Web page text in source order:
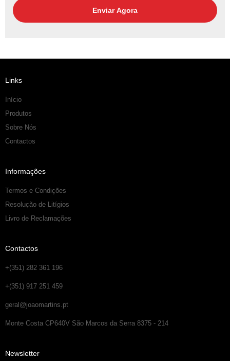
Enviar Agora
Links
Início
Produtos
Sobre Nós
Contactos
Informações
Termos e Condições
Resolução de Litígios
Livro de Reclamações
Contactos
+(351) 282 361 196
+(351) 917 251 459
geral@joaomartins.pt
Monte Costa CP640V São Marcos da Serra 8375 - 214
Newsletter